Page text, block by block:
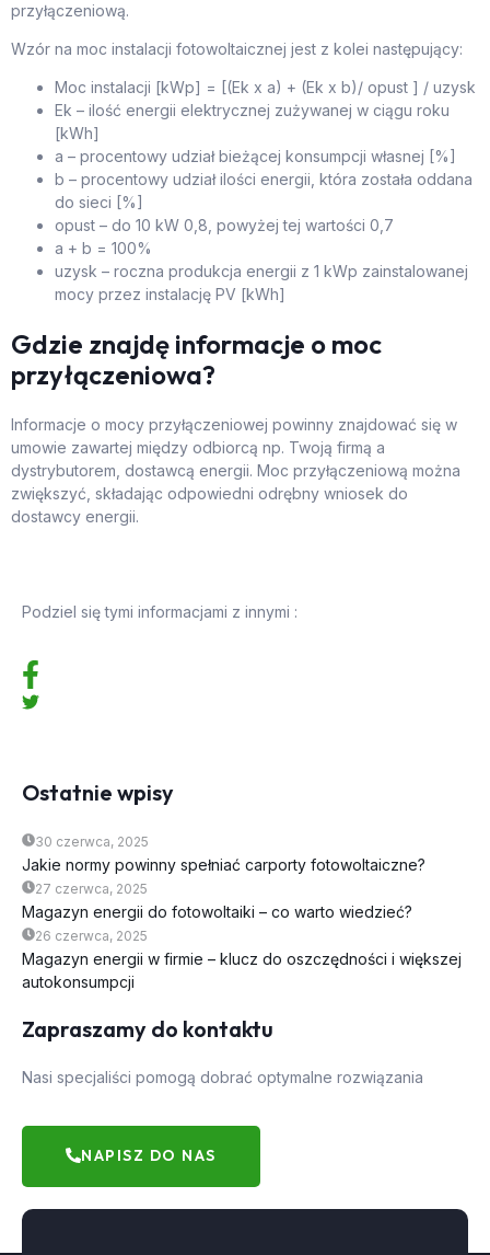
przyłączeniową.
Wzór na moc instalacji fotowoltaicznej jest z kolei następujący:
Moc instalacji [kWp] = [(Ek x a) + (Ek x b)/ opust ] / uzysk
Ek – ilość energii elektrycznej zużywanej w ciągu roku
[kWh]
a – procentowy udział bieżącej konsumpcji własnej [%]
b – procentowy udział ilości energii, która została oddana
do sieci [%]
opust – do 10 kW 0,8, powyżej tej wartości 0,7
a + b = 100%
uzysk – roczna produkcja energii z 1 kWp zainstalowanej
mocy przez instalację PV [kWh]
Gdzie znajdę informacje o moc
przyłączeniowa?
Informacje o mocy przyłączeniowej powinny znajdować się w
umowie zawartej między odbiorcą np. Twoją firmą a
dystrybutorem, dostawcą energii. Moc przyłączeniową można
zwiększyć, składając odpowiedni odrębny wniosek do
dostawcy energii.
Podziel się tymi informacjami z innymi :
Ostatnie wpisy
30 czerwca, 2025
Jakie normy powinny spełniać carporty fotowoltaiczne?
27 czerwca, 2025
Magazyn energii do fotowoltaiki – co warto wiedzieć?
26 czerwca, 2025
Magazyn energii w firmie – klucz do oszczędności i większej
autokonsumpcji
Zapraszamy do kontaktu
Nasi specjaliści pomogą dobrać optymalne rozwiązania
NAPISZ DO NAS